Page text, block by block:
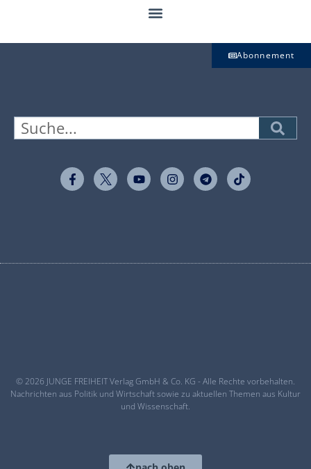
Abonnement
© 2026 JUNGE FREIHEIT Verlag GmbH & Co. KG - Alle Rechte vorbehalten.
Nachrichten aus Politik und Wirtschaft sowie zu aktuellen Themen aus Kultur
und Wissenschaft.